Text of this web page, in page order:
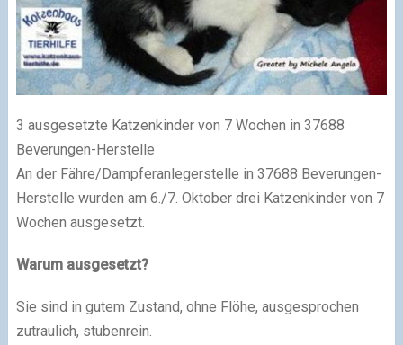
3 ausgesetzte Katzenkinder von 7 Wochen in 37688
Beverungen-Herstelle
An der Fähre/Dampferanlegerstelle in 37688 Beverungen-
Herstelle wurden am 6./7. Oktober drei Katzenkinder von 7
Wochen ausgesetzt.
Warum ausgesetzt?
Sie sind in gutem Zustand, ohne Flöhe, ausgesprochen
zutraulich, stubenrein.